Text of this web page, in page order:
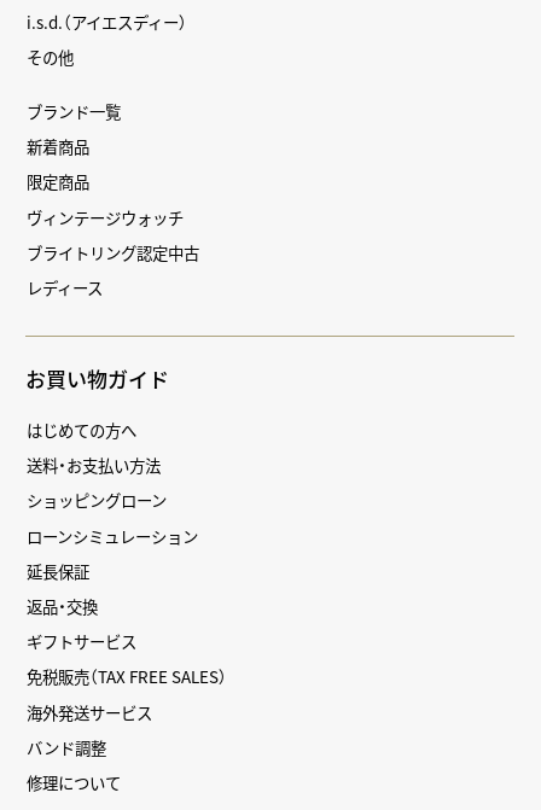
i.s.d.（アイエスディー）
その他
ブランド一覧
新着商品
限定商品
ヴィンテージウォッチ
ブライトリング認定中古
レディース
お買い物ガイド
はじめての方へ
送料・お支払い方法
ショッピングローン
ローンシミュレーション
延長保証
返品・交換
ギフトサービス
免税販売（TAX FREE SALES）
海外発送サービス
バンド調整
修理について